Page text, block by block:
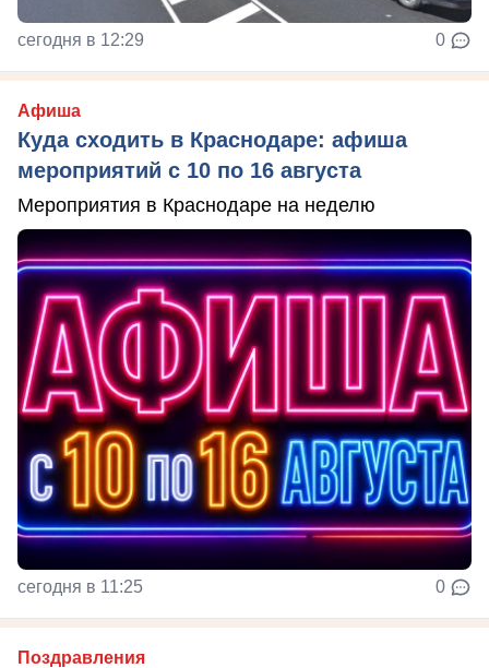
сегодня в 12:29 0
Афиша
Куда сходить в Краснодаре: афиша
мероприятий с 10 по 16 августа
Мероприятия в Краснодаре на неделю
сегодня в 11:25 0
Поздравления